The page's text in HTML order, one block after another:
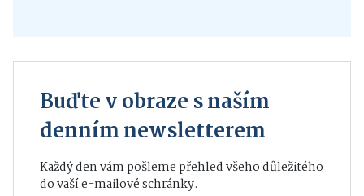
Buďte v obraze s naším
denním newsletterem
Každý den vám pošleme přehled všeho důležitého
do vaší e-mailové schránky.